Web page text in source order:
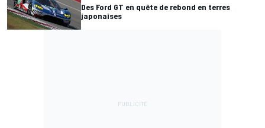
Des Ford GT en quête de rebond en terres
japonaises